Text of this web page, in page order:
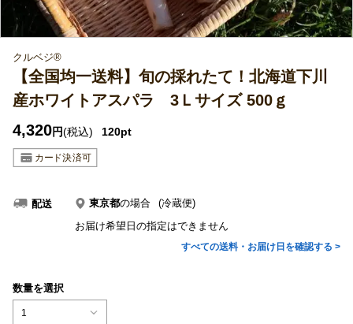
クルベジ®
【全国均一送料】旬の採れたて！北海道下川
産ホワイトアスパラ 3Ｌサイズ 500ｇ
4,320円(税込) 120pt
配送 東京都の場合
(冷蔵便)
お届け希望日の指定はできません
すべての送料・お届け日を確認する >
数量を選択
1